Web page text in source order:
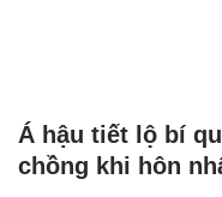
Á hậu tiết lộ bí
chồng khi hôn